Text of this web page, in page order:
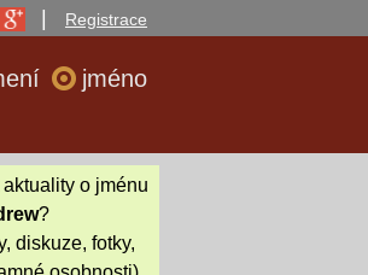
Registrace
jméno
o jménu
?
diskuze, fotky,